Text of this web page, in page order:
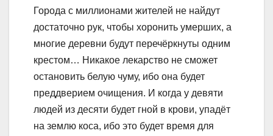
Города с миллионами жителей не найдут
достаточно рук, чтобы хоронить умерших, а
многие деревни будут перечёркнуты одним
крестом… Никакое лекарство не сможет
остановить белую чуму, ибо она будет
преддверием очищения. И когда у девяти
людей из десяти будет гной в крови, упадёт
на землю коса, ибо это будет время для